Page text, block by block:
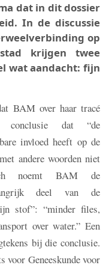
dat in dit dossier
In de discussie
op
krijgen twee
wat aandacht: fijn
BAM over haar tracé
dat “de
invloed heeft op de
andere woorden niet
noemt BAM de
deel van de
stof”: “minder files,
over water.” Een
bij die conclusie.
voor Geneeskunde voor